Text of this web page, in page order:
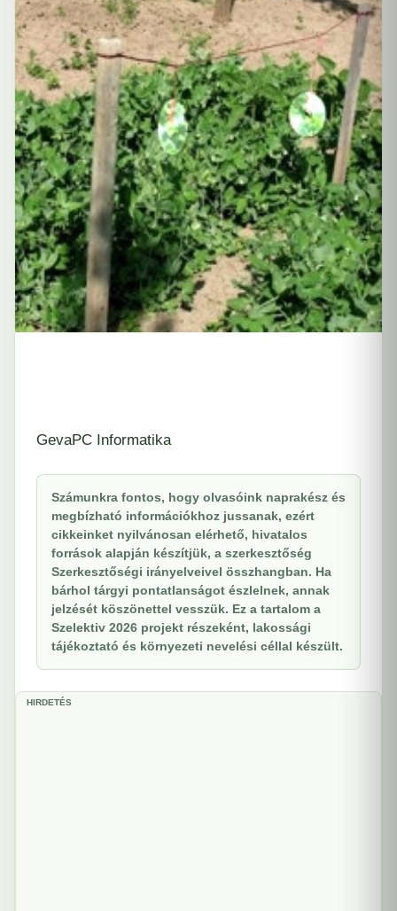
GevaPC Informatika
Számunkra fontos, hogy olvasóink naprakész és
megbízható információkhoz jussanak, ezért
cikkeinket nyilvánosan elérhető, hivatalos
források alapján készítjük, a szerkesztőség
Szerkesztőségi irányelveivel összhangban. Ha
bárhol tárgyi pontatlanságot észlelnek, annak
jelzését köszönettel vesszük. Ez a tartalom a
Szelektiv 2026 projekt részeként, lakossági
tájékoztató és környezeti nevelési céllal készült.
HIRDETÉS